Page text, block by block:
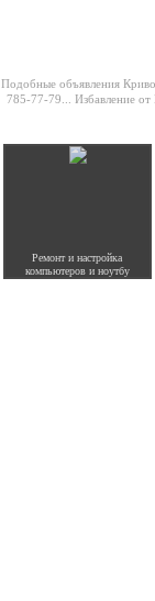
Подобные объявления
785-77-79...Избавление
Ремонт и настройка
компьютеров и ноутбу